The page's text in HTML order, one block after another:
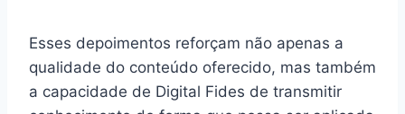
Esses depoimentos reforçam não apenas a
qualidade do conteúdo oferecido, mas também
a capacidade de Digital Fides de transmitir